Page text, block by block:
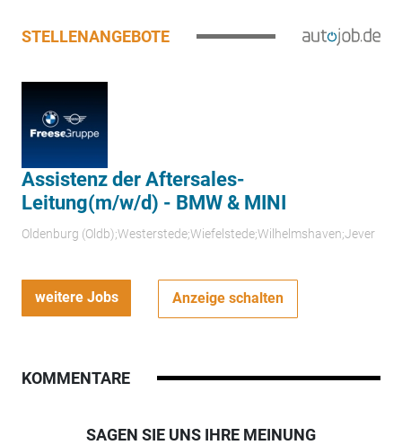
STELLENANGEBOTE
Assistenz der Aftersales-
Leitung(m/w/d) - BMW & MINI
Oldenburg (Oldb);Westerstede;Wiefelstede;Wilhelmshaven;Jever
weitere Jobs Anzeige schalten
KOMMENTARE
SAGEN SIE UNS IHRE MEINUNG